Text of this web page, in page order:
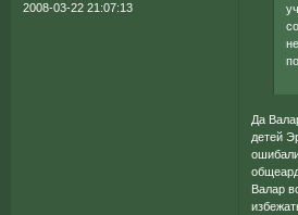
2008-03-22 21:07:13
Да
детей
Валар